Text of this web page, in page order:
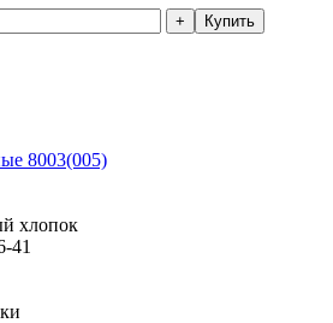
8003(005)
хлопок
41